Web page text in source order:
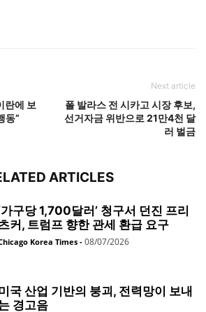
란에 보
동”
Next article
폴 발라스 전 시카고 시장 후보,
선거자금 위반으로 21만4천 달
러 벌금
ARTICLES
가구당 1,700달러’ 청구서 던진 프리
커, 트럼프 향한 관세 환급 요구
Korea Times - 08/07/2026
국 산업 기반의 붕괴, 전력망이 보내
경고음